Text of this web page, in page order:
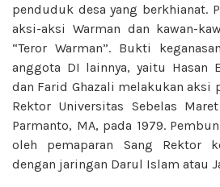
penduduk desa yang berkhianat.
aksi-aksi Warman dan kawan-
“Teror Warman”. Bukti
anggota DI lainnya, yaitu Hasan
dan Farid Ghazali melakukan aksi
Rektor Universitas Sebelas
Parmanto, MA, pada 1979.
oleh pemaparan Sang Rektor
dengan jaringan Darul Islam atau